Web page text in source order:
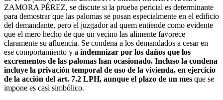
ZAMORA PÉREZ, se discute si la prueba pericial es determinante
para demostrar que las palomas se posan especialmente en el edificio
del demandante, pero el juzgador ad quem entiende como evidente
que el mero hecho de que un vecino las alimente favorece
claramente su afluencia. Se condena a los demandados a cesar en
ese comportamiento y a indemnizar por los daños que los
excrementos de las palomas han ocasionado. Incluso la condena
incluye la privación temporal de uso de la vivienda, en ejercicio
de la acción del art. 7.2 LPH, aunque el plazo de un mes que se
impone es casi simbólico.